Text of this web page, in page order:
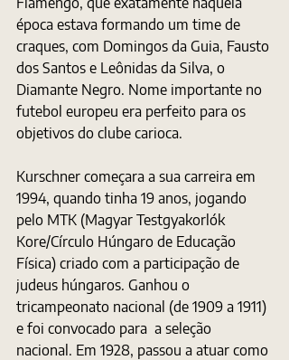
época estava formando um time de
craques, com Domingos da Guia, Fausto
dos Santos e Leônidas da Silva, o
Diamante Negro. Nome importante no
futebol europeu era perfeito para os
objetivos do clube carioca.
Kurschner começara a sua carreira em
1994, quando tinha 19 anos, jogando
pelo MTK (Magyar Testgyakorlók
Kore/Círculo Húngaro de Educação
Física) criado com a participação de
judeus húngaros. Ganhou o
tricampeonato nacional (de 1909 a 1911)
e foi convocado para  a seleção
nacional. Em 1928, passou a atuar como